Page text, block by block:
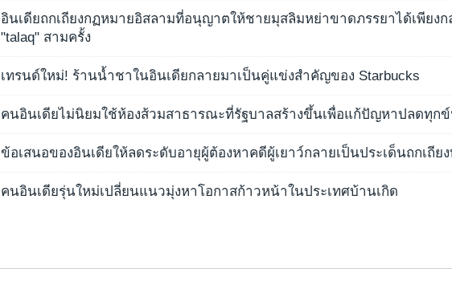
อินเดียถกเถียงกฏหมายอิสลามที่อนุญาตให้ชายมุสลิมหย่าขาดภรรยาได้เพียงก
"talaq" สามครั้ง
เทรนด์ใหม่! ร้านน้ำชาในอินเดียกลายมาเป็นคู่แข่งสำคัญของ Starbucks
คนอินเดียไม่นิยมใช้ห้องส้วมสาธารณะที่รัฐบาลสร้างขึ้นเพื่อแก้ปัญหาปลดทุก
ข้อเสนอของอินเดียให้ลดระดับอายุผู้ต้องหาคดีผู้เยาว์กลายเป็นประเด็นถกเถีย
คนอินเดียรุ่นใหม่เปลี่ยนแนวมุ่งหาโอกาสก้าวหน้าในประเทศบ้านเกิด